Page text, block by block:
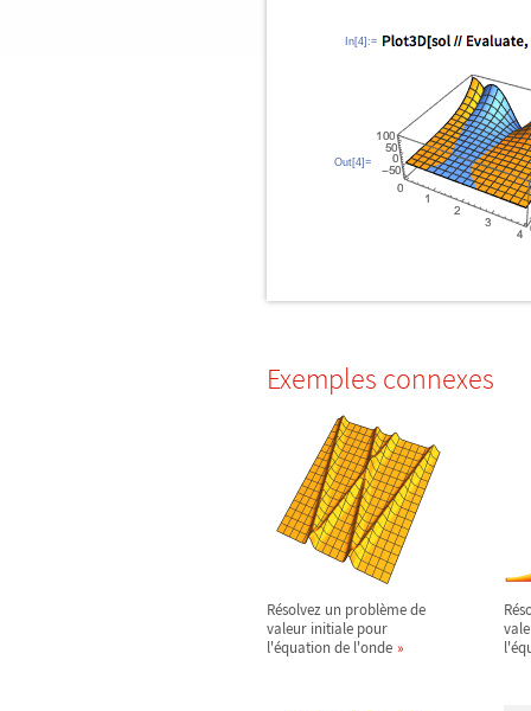
In[4]:=
Out[4]=
Exemples connexes
Résolvez un problème de
valeur initiale pour
l'équation de l'onde